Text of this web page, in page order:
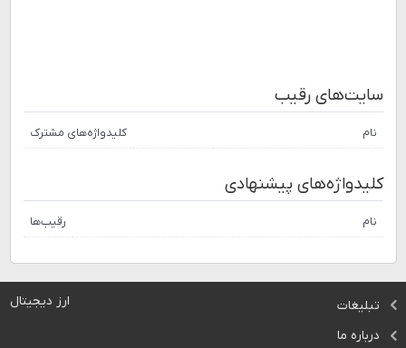
سایت‌های رقیب
نام کلیدواژه‌های مشترک
کلیدواژه‌های پیشنهادی
نام رقیب‌ها
ارز دیجیتال
تبلیغات
درباره ما